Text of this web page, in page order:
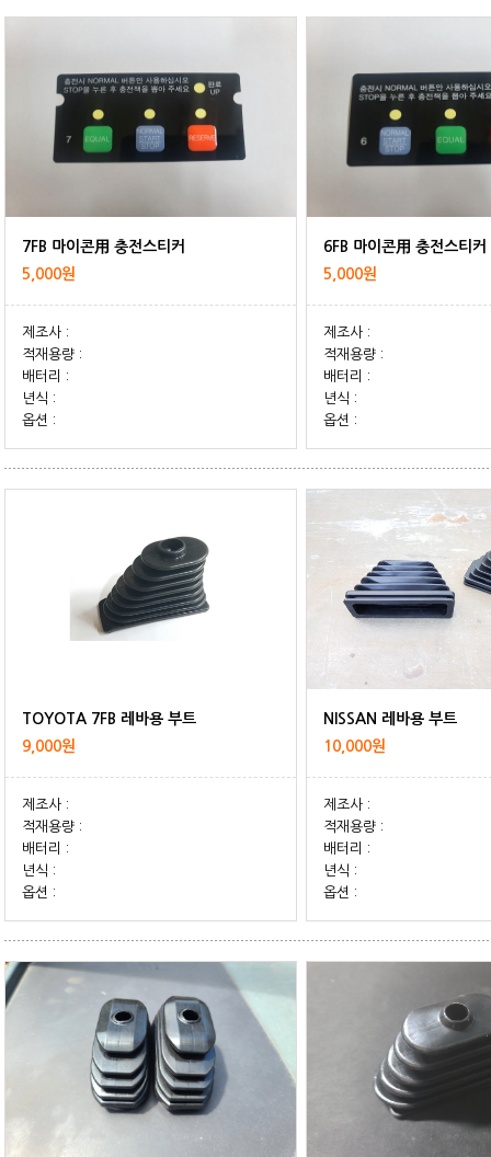
7FB 마이콘用 충전스티커
5,000원
제조사 :
적재용량 :
배터리 :
년식 :
옵션 :
6FB 마이콘用 충전스티커
5,000원
제조사 :
적재용량 :
배터리 :
년식 :
옵션 :
TOYOTA 7FB 레바용 부트
9,000원
제조사 :
적재용량 :
배터리 :
년식 :
옵션 :
NISSAN 레바용 부트
10,000원
제조사 :
적재용량 :
배터리 :
년식 :
옵션 :